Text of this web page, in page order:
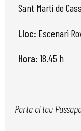
Sant Martí de
Lloc: Escenari
Hora: 18.45 h
Porta el teu